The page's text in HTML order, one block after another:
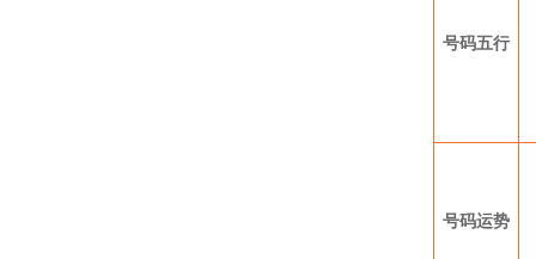
号码五行
号码运势